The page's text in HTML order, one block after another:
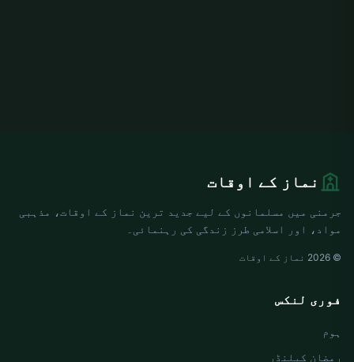
نماز کے اوقات
جرمنی میں مسلمانوں کے لیے جدید ترین نماز کے اوقات، مذہبی
مواد، اور اسلامی طرز زندگی کی رہنمائی۔
© 2026 نماز کے اوقات
فوری لنکس
ہوم
رمضان کیلنڈر